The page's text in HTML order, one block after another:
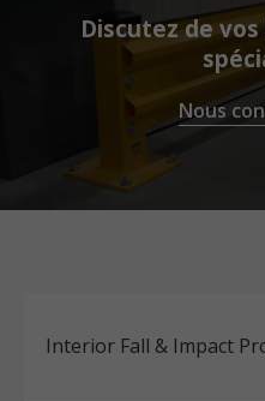
Discutez de
Nous
Interior Fall & Impact